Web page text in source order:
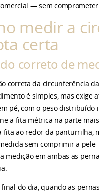
— sem
medir a
certa
correto de
correta da circunferência
é simples, mas exige
pé, com o peso
a fita métrica na parte
fita ao redor da panturrilha,
sem comprimir a
medição em ambas as
final do dia, quando as